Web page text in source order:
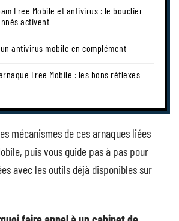
Free Mobile et antivirus : le bouclier
activent
antivirus mobile en complément
Free Mobile : les bons réflexes
mécanismes de ces arnaques liées
puis vous guide pas à pas pour
avec les outils déjà disponibles sur